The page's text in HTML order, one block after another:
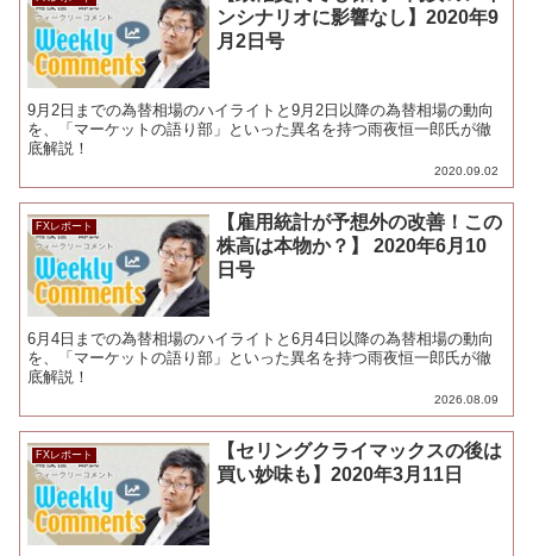
ンシナリオに影響なし】2020年9
月2日号
9月2日までの為替相場のハイライトと9月2日以降の為替相場の動向
を、「マーケットの語り部」といった異名を持つ雨夜恒一郎氏が徹
底解説！
2020.09.02
FXレポート
【雇用統計が予想外の改善！この
株高は本物か？】 2020年6月10
日号
6月4日までの為替相場のハイライトと6月4日以降の為替相場の動向
を、「マーケットの語り部」といった異名を持つ雨夜恒一郎氏が徹
底解説！
2026.08.09
FXレポート
【セリングクライマックスの後は
買い妙味も】2020年3月11日